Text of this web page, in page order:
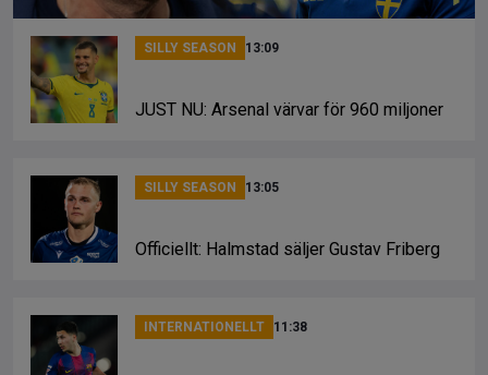
SILLY SEASON 13:09
JUST NU: Arsenal värvar för 960 miljoner
SILLY SEASON 13:05
Officiellt: Halmstad säljer Gustav Friberg
INTERNATIONELLT 11:38